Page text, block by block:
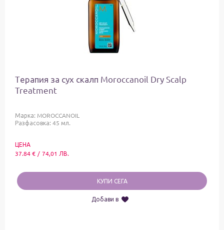
Tерапия за сух скалп Moroccanoil Dry Scalp
Treatment
Марка: MOROCCANOIL
Разфасовка: 45 мл.
ЦЕНА
37.84€ / 74,01 ЛВ.
КУПИ СЕГА
Добави в